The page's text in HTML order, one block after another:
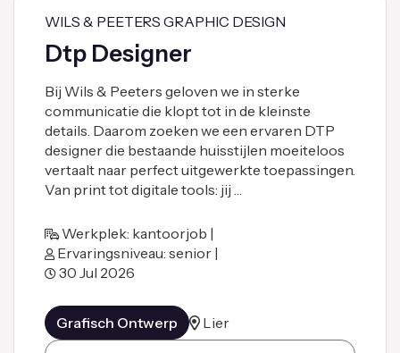
WILS & PEETERS GRAPHIC DESIGN
Dtp Designer
Bij Wils & Peeters geloven we in sterke
communicatie die klopt tot in de kleinste
details. Daarom zoeken we een ervaren DTP
designer die bestaande huisstijlen moeiteloos
vertaalt naar perfect uitgewerkte toepassingen.
Van print tot digitale tools: jij …
Werkplek: kantoorjob |
Ervaringsniveau: senior |
30 Jul 2026
Grafisch Ontwerp Lier